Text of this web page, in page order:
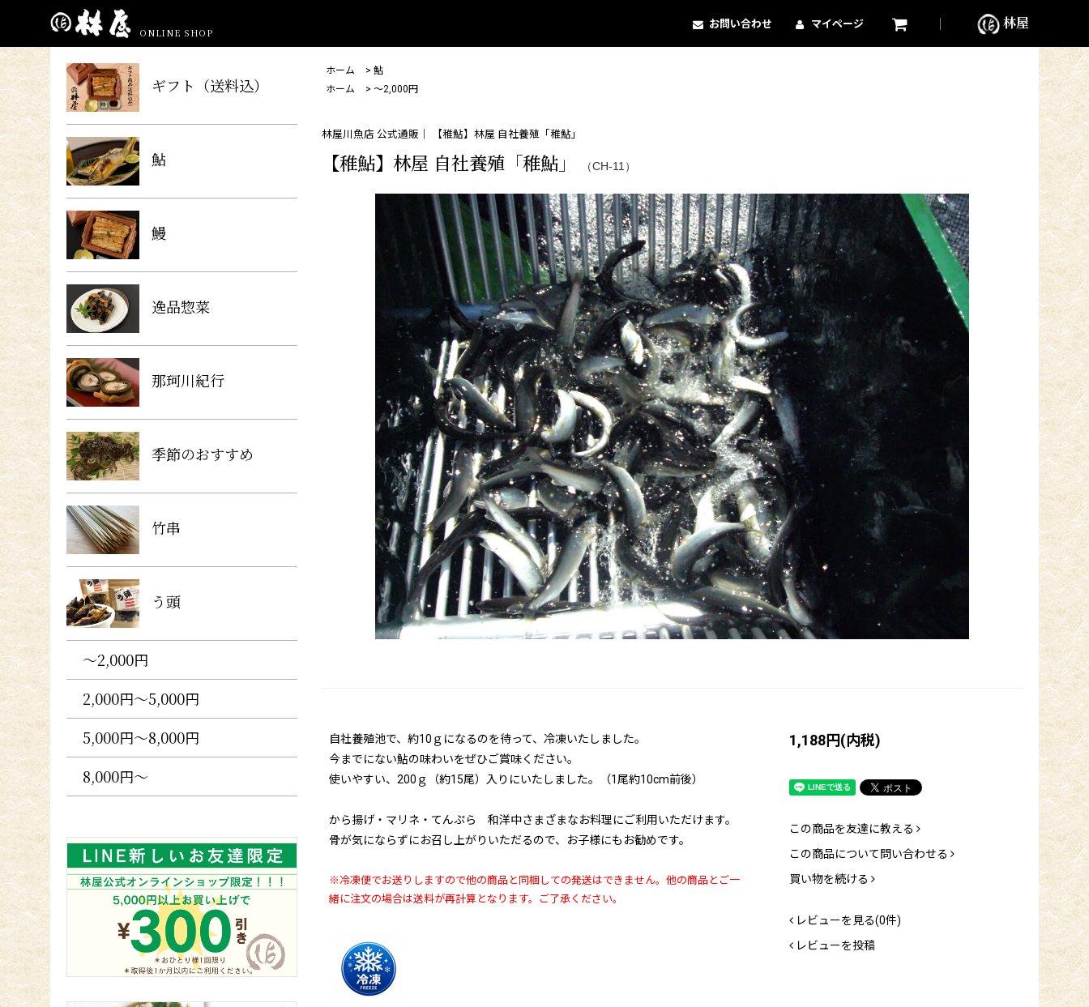
ONLINE SHOP
お問い合わせ マイページ 林屋
ホーム > 鮎
ホーム
> 〜2,000円
林屋川魚店 公式通販｜ 【稚鮎】林屋 自社養殖「稚鮎」
【稚鮎】林屋 自社養殖「稚鮎」 （CH-11）
自社養殖池で、約10ｇになるのを待って、冷凍いたしました。
今までにない鮎の味わいをぜひご賞味ください。
使いやすい、200ｇ（約15尾）入りにいたしました。（1尾約10cm前後）
から揚げ・マリネ・てんぷら 和洋中さまざまなお料理にご利用いただけます。
骨が気にならずにお召し上がりいただるので、お子様にもお勧めです。
※冷凍便でお送りしますので他の商品と同梱しての発送はできません。他の商品とご一
緒に注文の場合は送料が再計算となります。ご了承ください。
1,188円(内税)
この商品を友達に教える
この商品について問い合わせる
買い物を続ける
レビューを見る(0件)
レビューを投稿
ギフト（送料込）
鮎
鰻
逸品惣菜
那珂川紀行
季節のおすすめ
竹串
う頭
〜2,000円
2,000円〜5,000円
5,000円〜8,000円
8,000円〜